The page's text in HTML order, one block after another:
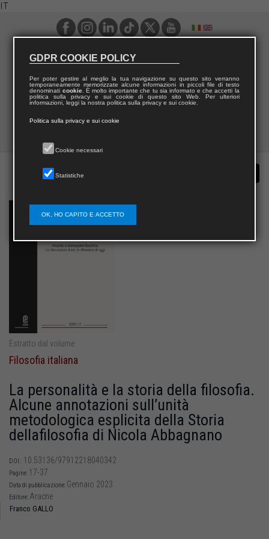
IT
Estratto dal volume
Filosofia italiana
La personalità e la storia della filosofia.
Alcune annotazioni sull’unità
metodologica esplicita della Storia
dellafilosofia di Nicola Abbagnano
DOI: 10.53136/97912218040342
Pagine: 17-37
Data di pubblicazione: Gennaio 2023
Editore: Aracne
Franco GALLO
GDPR COOKIE POLICY
Per poter gestire al meglio la tua navigazione su questo sito verranno
temporaneamente memorizzate alcune informazioni in piccoli file di testo
denominati cookie. È molto importante che tu sia informato e che accetti la
politica sulla privacy e sui cookie di questo sito Web. Per ulteriori
informazioni, leggi la nostra politica sulla privacy e sui cookie.
Politica sulla privacy e sui cookie
Cookie necessari
Statistiche
OK, HO CAPITO E ACCETTO